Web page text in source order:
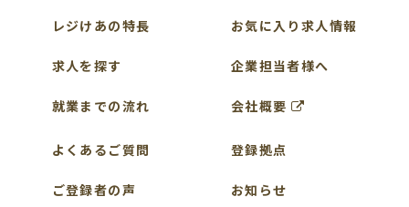
レジけあの特長
求人を探す
就業までの流れ
よくあるご質問
ご登録者の声
お気に入り求人情報
企業担当者様へ
会社概要
登録拠点
お知らせ